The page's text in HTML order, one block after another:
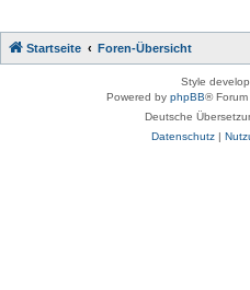
Startseite Foren-Übersicht
Style
Powered by phpBB®
Deutsche
Datenschutz|